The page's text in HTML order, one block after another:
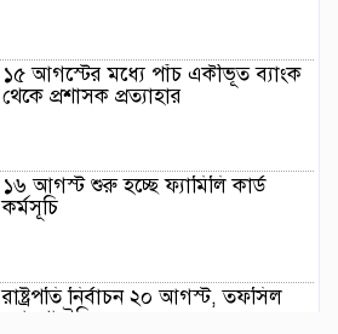
১৫ আগস্টের মধ্যে পাঁচ একীভূত ব্যাংক
থেকে প্রশাসক প্রত্যাহার
১৬ আগস্ট শুরু হচ্ছে ফ্যামিলি কার্ড
কর্মসূচি
রাষ্ট্রপতি নির্বাচন ২০ আগস্ট, তফসিল
ঘোষণা ইসির